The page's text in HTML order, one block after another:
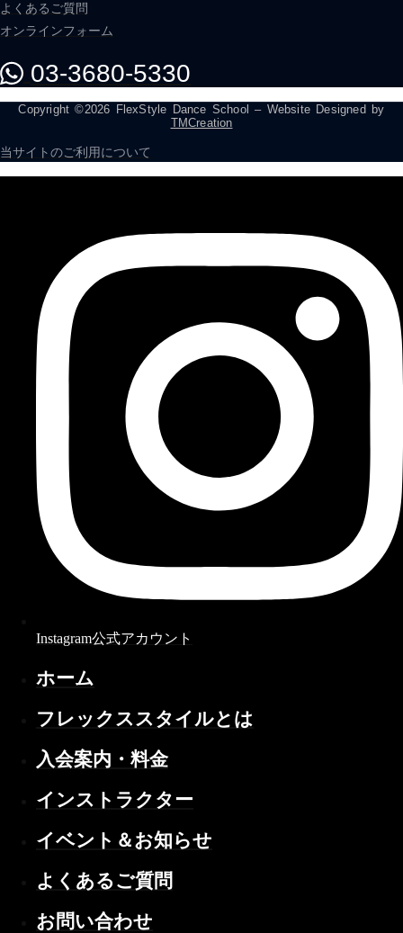
よくあるご質問
オンラインフォーム
03-3680-5330
Copyright ©2026 FlexStyle Dance School – Website Designed by
TMCreation
当サイトのご利用について
Instagram公式アカウント
ホーム
フレックススタイルとは
入会案内・料金
インストラクター
イベント＆お知らせ
よくあるご質問
お問い合わせ